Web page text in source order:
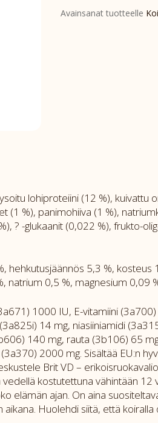
Low
Avainsanat tuotteelle
lohiproteiini (12 %), kuivattu
%), panimohiiva (1 %),
? -glukaanit (0,022 %), frukto-
hehkutusjäännös 5,3 %,
0,5 %, magnesium 0,09
1000 IU, E-vitamiini
14 mg, niasiiniamidi
140 mg, rauta (3b106) 65
2000 mg. Sisältää EU:n
Brit VD –
kostutettuna vähintään
elämän ajan. On aina
Huolehdi siitä, että koiralla